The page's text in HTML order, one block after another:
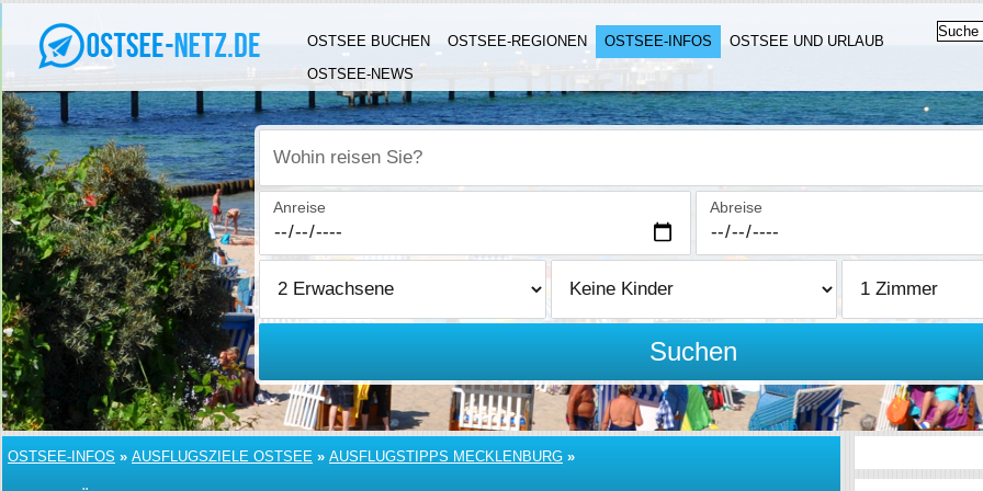
OSTSEE BUCHEN OSTSEE-REGIONEN OSTSEE-INFOS
OSTSEE UND URLAUB
OSTSEE-NEWS
Wohin reisen Sie?
Anreise Abreise
Suchen
OSTSEE-INFOS » AUSFLUGSZIELE OSTSEE » AUSFLUGSTIPPS MECKLENBURG »